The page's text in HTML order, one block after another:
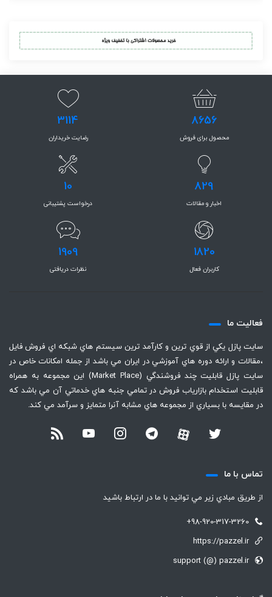
8656
محصول برای فروش
3114
رضایت خریداران
829
اخبار و مقالات
10
درخواست پشتیبانی
1820
کاربران فعال
1909
نظرات دریافتی
فعاليت ما
سايت پازل يكي از قوي ترين و كارآمد ترين سيستم هاي شبكه اي فروش فايل
،‌مقالات و ارائه دوره هاي آموزشي در ايران مي باشد از جمله امكانات خاص در
سايت پازل قابليت چند فروشندگي (Market Place) اين مجموعه به همراه
قابليت استخدام بازارياب فروش در تمامي جنبه هاي خدماتي آن مي باشد كه
در مقايسه با بسياري از مجموعه هاي مشابه آنرا متمايز و سرآمد مي كند.
تماس با ما
از طريق مبادي زير مي توانيد با ما در ارتباط باشيد
+98-920-317-3260
https://pazzel.ir
support (@) pazzel.ir